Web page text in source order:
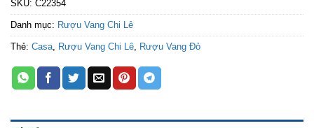
SKU: C22354
Danh mục: Rượu Vang Chi Lê
Thẻ: Casa, Rượu Vang Chi Lê, Rượu Vang Đỏ